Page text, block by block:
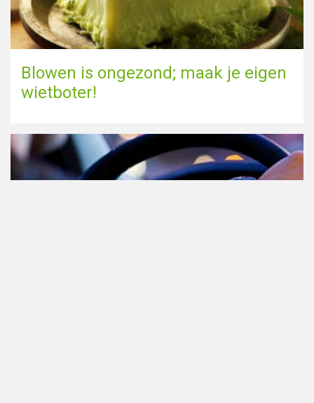
Blowen is ongezond; maak je eigen
wietboter!